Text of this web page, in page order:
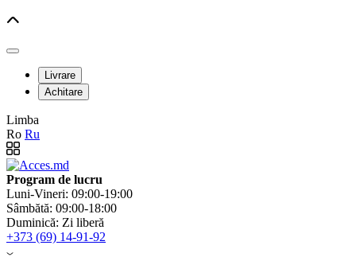
Livrare
Achitare
Limba
Ro Ru
Program de lucru
Luni-Vineri: 09:00-19:00
Sâmbătă: 09:00-18:00
Duminică: Zi liberă
+373 (69) 14-91-92